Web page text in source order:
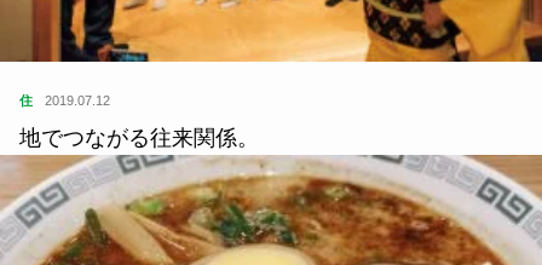
住 2019.07.12
地でつながる往来関係。